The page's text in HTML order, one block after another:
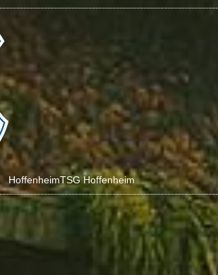
HoffenheimTSG Hoffenheim